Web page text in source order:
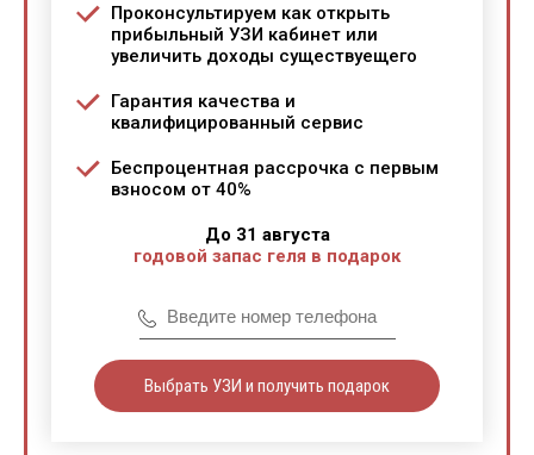
Проконсультируем как открыть
прибыльный УЗИ кабинет или
увеличить доходы существуещего
Гарантия качества и
квалифицированный сервис
Беспроцентная рассрочка с первым
взносом от 40%
До 31 августа
годовой запас геля в подарок
Выбрать УЗИ и получить подарок